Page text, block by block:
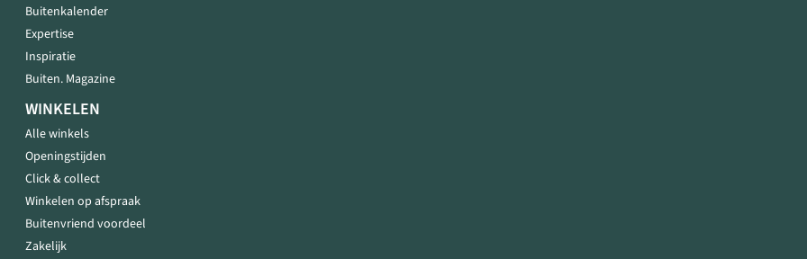
Buitenkalender
Expertise
Inspiratie
Buiten. Magazine
WINKELEN
Alle winkels
Openingstijden
Click & collect
Winkelen op afspraak
Buitenvriend voordeel
Zakelijk